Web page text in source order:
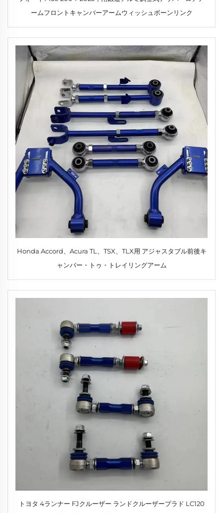
ームフロントキャンバーアームウィッシュボーンリンク
Honda Accord、Acura TL、TSX、TLX用 アジャスタブル前後キ
ャンバー・トゥ・トレイリングアーム
トヨタ 4ランナー FJクルーザー ランドクルーザープラド LC120